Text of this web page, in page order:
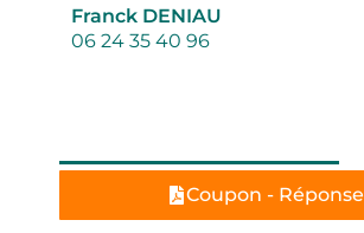
Franck DENIAU
06 24 35 40 96
Coupon - Réponse